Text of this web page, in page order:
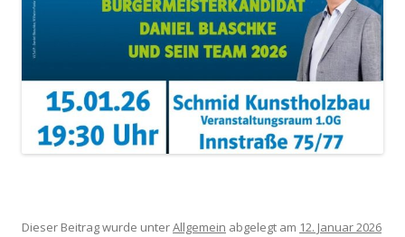
Dieser Beitrag wurde unterAllgemein abgelegt am 12. Januar 2026